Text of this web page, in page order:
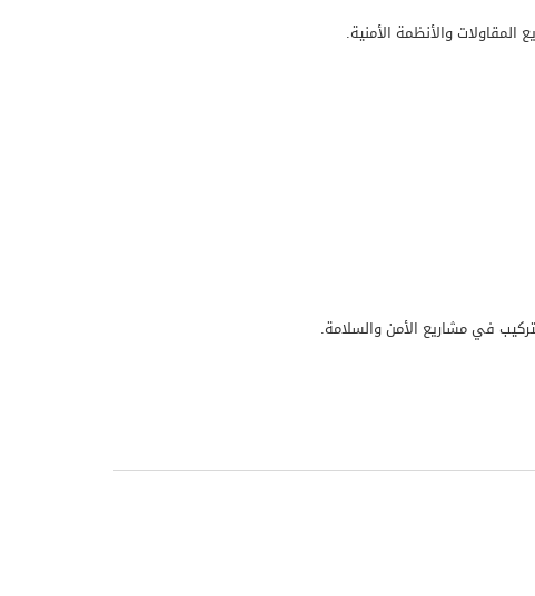
المقاولات والأنظمة الأمنية.
في مشاريع الأمن والسلامة.